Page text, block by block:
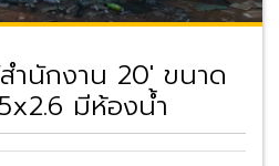
ำนักงาน 20' ขนาด
มีห้องน้ำ